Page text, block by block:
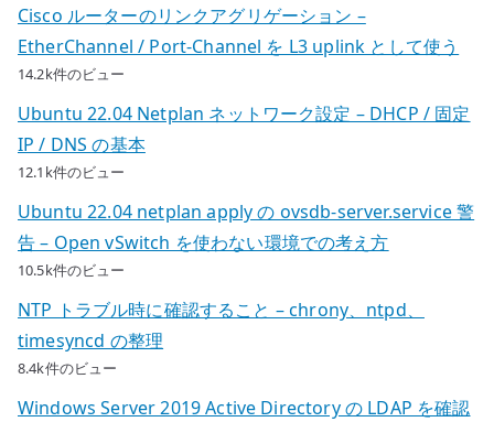
Cisco ルーターのリンクアグリゲーション –
EtherChannel / Port-Channel を L3 uplink として使う
14.2k件のビュー
Ubuntu 22.04 Netplan ネットワーク設定 – DHCP / 固定
IP / DNS の基本
12.1k件のビュー
Ubuntu 22.04 netplan apply の ovsdb-server.service 警
告 – Open vSwitch を使わない環境での考え方
10.5k件のビュー
NTP トラブル時に確認すること – chrony、ntpd、
timesyncd の整理
8.4k件のビュー
Windows Server 2019 Active Directory の LDAP を確認